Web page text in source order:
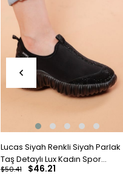
Lucas Siyah Renkli Siyah Parlak
Taş Detaylı Lux Kadın Spor
Ayakkabı$46.21
$50.41